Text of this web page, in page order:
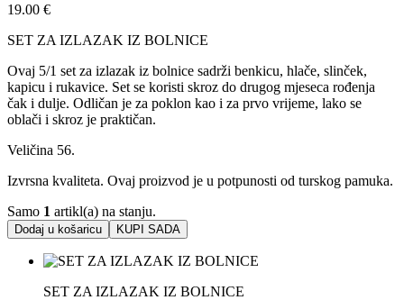
19.00 €
SET ZA IZLAZAK IZ BOLNICE
Ovaj 5/1 set za izlazak iz bolnice sadrži benkicu, hlače, slinček,
kapicu i rukavice. Set se koristi skroz do drugog mjeseca rođenja
čak i dulje. Odličan je za poklon kao i za prvo vrijeme, lako se
oblači i skroz je praktičan.
Veličina 56.
Izvrsna kvaliteta. Ovaj proizvod je u potpunosti od turskog pamuka.
Samo 1 artikl(a) na stanju.
Dodaj u košaricu KUPI SADA
SET ZA IZLAZAK IZ BOLNICE